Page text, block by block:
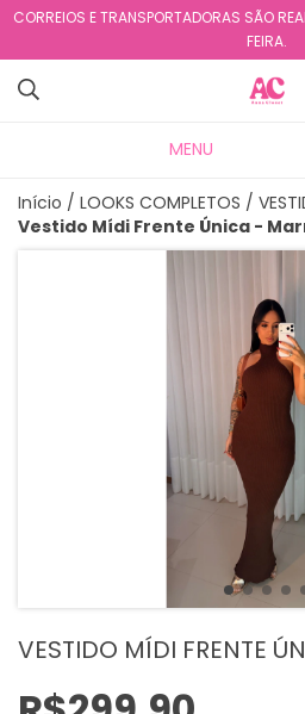
CORREIOS E TRANSPORTADORAS SÃO
FEIRA.
MENU
Início / LOOKS COMPLETOS /
Vestido Mídi Frente Única -
VESTIDO MÍDI FRENTE